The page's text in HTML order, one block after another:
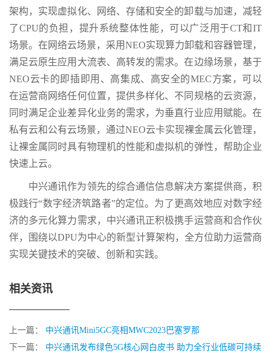
架构，实现虚拟化、网络、存储和安全的卸载与加速，减轻
了CPU的负担，提升系统整体性能，可以广泛用于CT和IT
场景。在网络云场景，采用NEO实现算力卸载和容器管理，
满足云原生应用大流表、高转发的需求。在边缘场景，基于
NEO云卡的即插即用、高集成、高安全的MEC方案，可以
在运营商网络任何位置，提供多样化、不同规格的云资源，
同时满足企业差异化业务的需求，为垂直行业应用赋能。在
私有云和公有云场景，通过NEO云卡实现裸金属云化管理，
让裸金属同时具有物理机的性能和虚拟机的弹性，帮助企业
快速上云。
中兴通讯作为领先的综合通信信息解决方案提供商，积
极践行“数字经济筑路者”的定位。为了更高效地应对数字经
济的多元化算力需求，中兴通讯正积极携手运营商和合作伙
伴，围绕以DPU为中心的新型计算架构，全方位助力运营商
实现关键技术的突破、创新和实践。
相关资讯
上一篇： 中兴通讯Mini5GC亮相MWC2023巴塞罗那
下一篇： 中兴通讯发布绿色5G核心网白皮书 助力全行业低碳可持续